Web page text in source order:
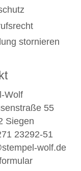
stornieren
Wolf
55
Siegen
23292-51
wolf.de